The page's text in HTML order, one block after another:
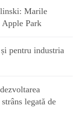
Marile
Apple Park
pentru industria
legată de